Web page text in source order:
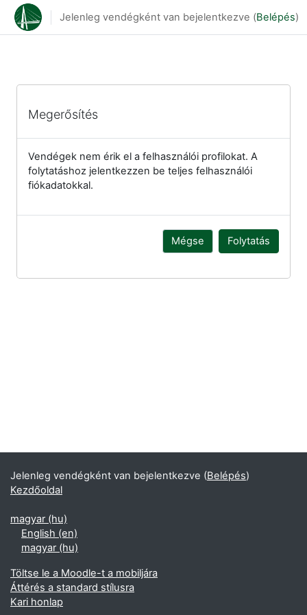
Tovább a fő tartalomhoz
Jelenleg vendégként van bejelentkezve (Belépés)
Megerősítés
Vendégek nem érik el a felhasználói profilokat. A
folytatáshoz jelentkezzen be teljes felhasználói
fiókadatokkal.
Mégse Folytatás
Jelenleg vendégként van bejelentkezve (Belépés)
Kezdőoldal
magyar ‎(hu)‎
English ‎(en)‎
magyar ‎(hu)‎
Töltse le a Moodle-t a mobiljára
Áttérés a standard stílusra
Kari honlap